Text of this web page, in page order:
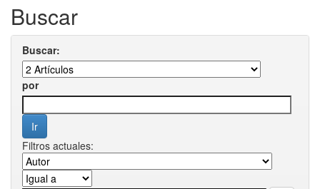
Buscar
Buscar:
por
Filtros actuales: